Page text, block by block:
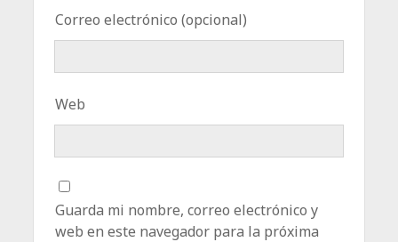
Correo electrónico (opcional)
Web
Guarda mi nombre, correo electrónico y
web en este navegador para la próxima